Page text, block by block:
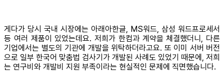
게다가 당시 국내 시장에는 아래아한글, MS워드, 삼성 워드프로세서
등 여러 제품이 있었는데요. 저희가 한컴과 계약을 체결했더니, 다른
기업에서는 별도의 기관에 개발을 위탁하더라고요. 또 이미 서버 버전
으로 일부 한국어 맞춤법 검사기가 개발된 사례도 있었기 때문에, 저희
는 연구비와 개발비 지원 부족이라는 현실적인 문제에 직면했습니다.